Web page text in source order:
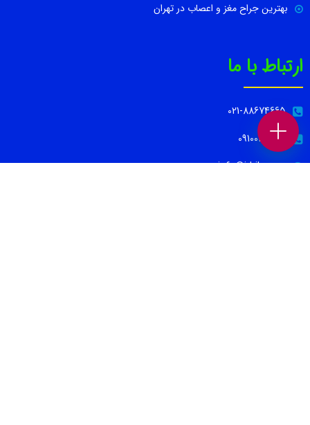
بهترین جراح مغز و اعصاب در تهران
ارتباط با ما
021-88674665
09100171465
info@irbib.com